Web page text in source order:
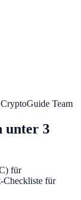
CryptoGuide Team
unter 3
für
Checkliste für